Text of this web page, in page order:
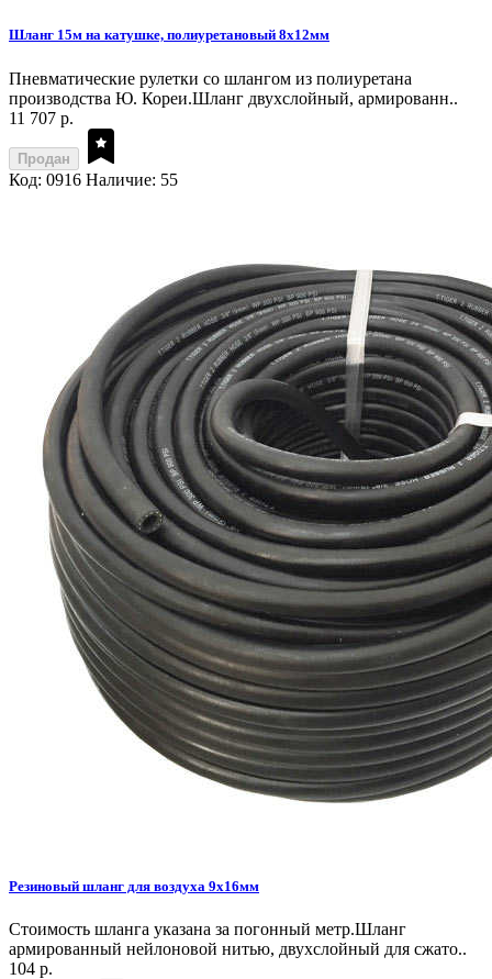
Шланг 15м на катушке, полиуретановый 8х12мм
Пневматические рулетки со шлангом из полиуретана
производства Ю. Кореи.Шланг двухслойный, армированн..
11 707 р.
Продан
Код: 0916 Наличие: 55
Резиновый шланг для воздуха 9х16мм
Стоимость шланга указана за погонный метр.Шланг
армированный нейлоновой нитью, двухслойный для сжато..
104 р.